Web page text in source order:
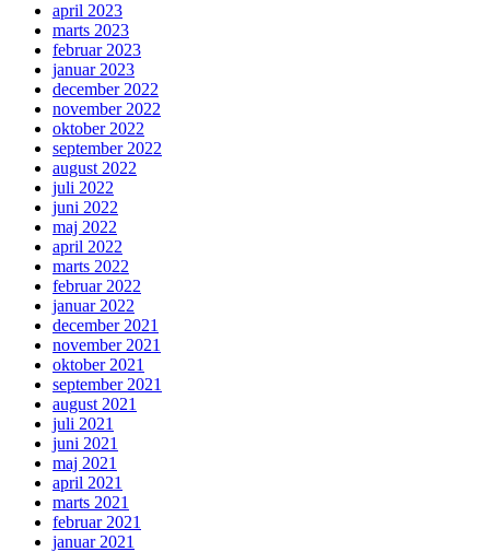
april 2023
marts 2023
februar 2023
januar 2023
december 2022
november 2022
oktober 2022
september 2022
august 2022
juli 2022
juni 2022
maj 2022
april 2022
marts 2022
februar 2022
januar 2022
december 2021
november 2021
oktober 2021
september 2021
august 2021
juli 2021
juni 2021
maj 2021
april 2021
marts 2021
februar 2021
januar 2021